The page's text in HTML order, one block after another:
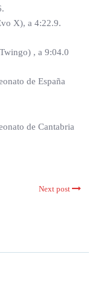
X), a 4:22.9.
, a 9:04.0
de España
de Cantabria
Next post